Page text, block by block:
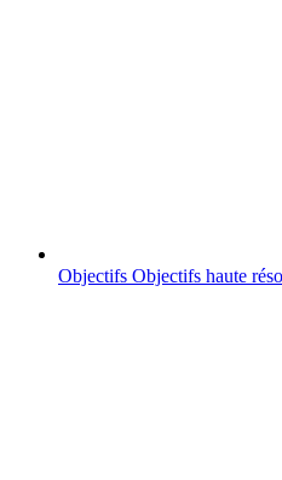
Objectifs Objectifs haute